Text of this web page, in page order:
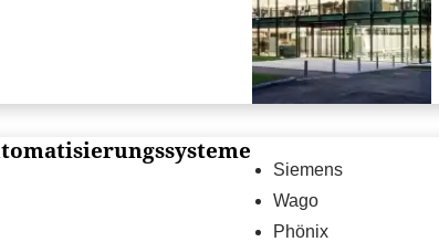
Siemens
Wago
Phönix